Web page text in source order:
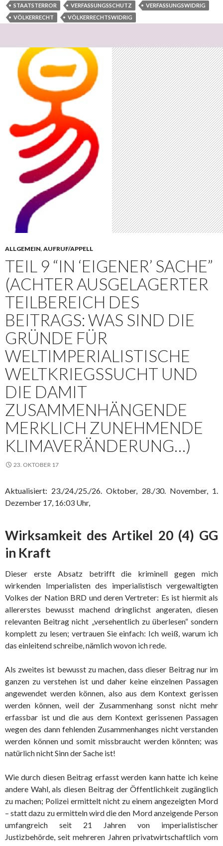
STAATSTERROR
VERFASSUNGSSCHUTZ
VERFASSUNGSWIDRIG
VÖLKERRECHT
VÖLKERRECHTSWIDRIG
ALLGEMEIN, AUFRUF/APPELL
TEIL 9 “IN ‘EIGENER’ SACHE”
(ACHTER AUSGELAGERTER
TEILBEREICH DES
BEITRAGS: WAS SIND DIE
GRÜNDE FÜR
WELTIMPERIALISTISCHE
WELTKRIEGSSUCHT UND
DIE DAMIT
ZUSAMMENHÄNGENDE
MERKLICH ZUNEHMENDE
KLIMAVERÄNDERUNG…)
23. OKTOBER 17
Aktualisiert: 23./24./25./26. Oktober, 28./30. November, 1.
Dezember 17, 16:03 Uhr,
Wirksamkeit des Artikel 20 (4) GG
in Kraft
Dieser erste Absatz betrifft die kriminell gegen mich
wirkenden Imperialisten des imperialistisch vergewaltigten
Volkes der Nation BRD und deren Vertreter: Es ist hiermit als
allererstes bewusst machend dringlichst angeraten, diesen
relevanten Beitrag nicht „versehentlich zu überlesen“ sondern
komplett zu lesen; vertrauen Sie einfach: Ich weiß, warum ich
das einleitend schreibe, nämlich wovon ich rede.
Als zweites ist bewusst zu machen, dass dieser Beitrag nur im
ganzen zu verstehen ist und daher keine einzelnen Passagen
angewendet werden können, also aus dem Kontext gerissen
werden können, weil der Zusammenhang sonst nicht mehr
erfassbar ist und die aus dem Kontext gerissenen Passagen
wegen des dann fehlenden Zusammenhanges nicht verstanden
werden können und somit missbraucht werden könnten; was
natürlich nicht Sinn der Sache ist!
Wie durch diesen Beitrag erfasst werden kann hatte ich keine
andere Wahl, als diesen Beitrag der Öffentlichkeit zugänglich
zu machen; Polizei ermittelt nicht zu einem angezeigten Mord
– statt dazu zu ermitteln wird die den Mord anzeigende Person
umfangreich seit 21 Jahren von imperialistischer
Justizbehörde, seit mehreren Jahren privatwirtschaftlich vom